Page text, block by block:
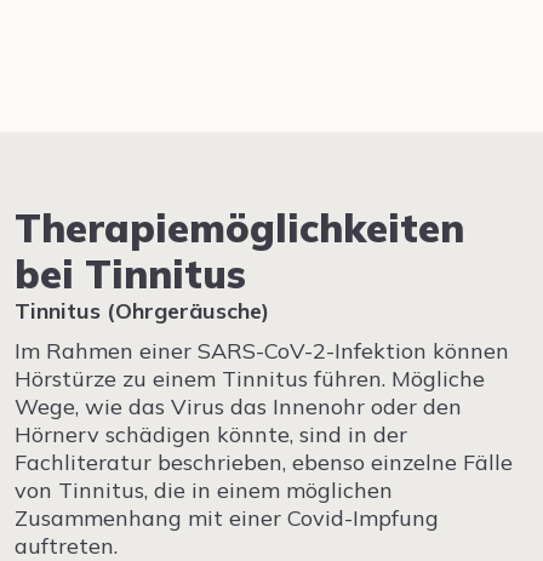
Therapiemöglichkeiten
bei Tinnitus
Tinnitus (Ohrgeräusche)
Im Rahmen einer SARS-CoV-2-Infektion können
Hörstürze zu einem Tinnitus führen. Mögliche
Wege, wie das Virus das Innenohr oder den
Hörnerv schädigen könnte, sind in der
Fachliteratur beschrieben, ebenso einzelne Fälle
von Tinnitus, die in einem möglichen
Zusammenhang mit einer Covid-Impfung
auftreten.